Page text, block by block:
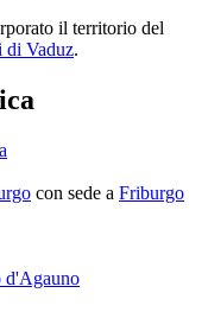
il territorio del
di Vaduz.
con sede a Friburgo
d'Agauno